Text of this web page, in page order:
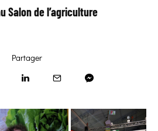
Salon de l’agriculture
Partager